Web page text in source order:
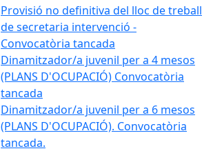
Provisió no definitiva del lloc de treball
de secretaria intervenció -
Convocatòria tancada
Dinamitzador/a juvenil per a 4 mesos
(PLANS D'OCUPACIÓ) Convocatòria
tancada
Dinamitzador/a juvenil per a 6 mesos
(PLANS D'OCUPACIÓ). Convocatòria
tancada.